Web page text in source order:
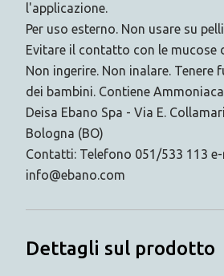
l'applicazione.
Per uso esterno. Non usare su
Evitare il contatto con le mucose
Non ingerire. Non inalare.
dei bambini. Contiene
Deisa Ebano Spa - Via E.
Bologna (BO)
Contatti: Telefono 051/533 113
info@ebano.com
Dettagli sul prodotto